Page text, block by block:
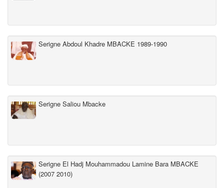
Serigne Abdoul Khadre MBACKE 1989-1990
Serigne Saliou Mbacke
Serigne El Hadj Mouhammadou Lamine Bara MBACKE
(2007 2010)